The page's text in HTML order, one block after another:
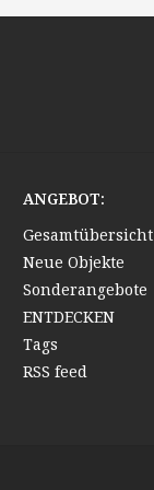
ANGEBOT:
Gesamtübersicht
Neue Objekte
Sonderangebote
ENTDECKEN
Tags
RSS feed